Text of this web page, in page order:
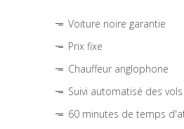
Voiture noire garantie
Prix fixe
Chauffeur anglophone
Suivi automatisé des vols
60 minutes de temps